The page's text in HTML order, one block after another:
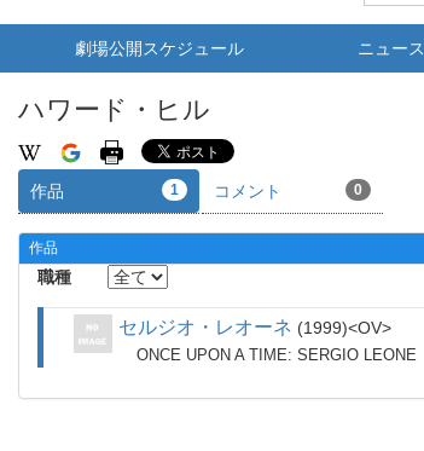
劇場公開スケジュール ニュース
ハワード・ヒル
作品 1 コメント 0
作品
職種
セルジオ・レオーネ 1999 OV
ONCE UPON A TIME: SERGIO LEONE